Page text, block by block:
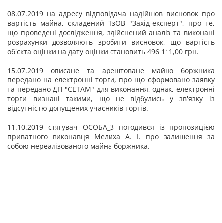
08.07.2019 на адресу відповідача надійшов висновок про
вартість майна, складений ТзОВ "Захід-експерт", про те,
що проведені дослідження, здійснений аналіз та виконані
розрахунки дозволяють зробити висновок, що вартість
об'єкта оцінки на дату оцінки становить 496 111,00 грн.
15.07.2019 описане та арештоване майно боржника
передано на електронні торги, про що сформовано заявку
та передано ДП "СЕТАМ" для виконання, однак, електронні
торги визнані такими, що не відбулись у зв'язку із
відсутністю допущених учасників торгів.
11.10.2019 стягувач ОСОБА_3 погодився із пропозицією
приватного виконавця Мелиха А. І. про залишення за
собою нереалізованого майна боржника.